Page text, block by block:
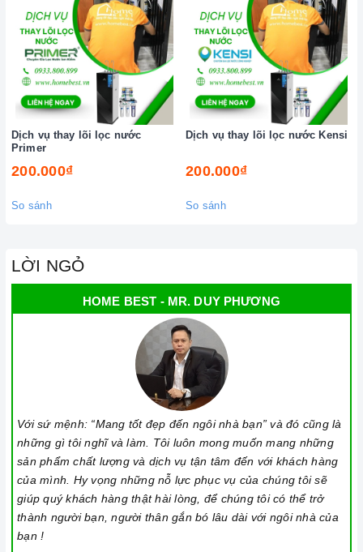
Dịch vụ thay lõi lọc nước
Primer
200.000₫
So sánh
Dịch vụ thay lõi lọc nước Kensi
200.000₫
So sánh
LỜI NGỎ
HOME BEST - MR. DUY PHƯƠNG
Với sứ mệnh: “Mang tốt đẹp đến ngôi nhà bạn” và đó cũng là
những gì tôi nghĩ và làm. Tôi luôn mong muốn mang những
sản phẩm chất lượng và dịch vụ tận tâm đến với khách hàng
của mình. Hy vọng những nỗ lực phục vụ của chúng tôi sẽ
giúp quý khách hàng thật hài lòng, để chúng tôi có thể trở
thành người bạn, người thân gắn bó lâu dài với ngôi nhà của
bạn !